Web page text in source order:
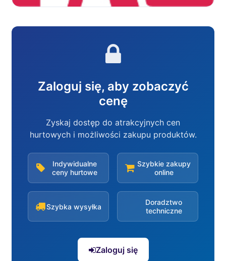
Zaloguj się, aby zobaczyć
cenę
Zyskaj dostęp do atrakcyjnych cen
hurtowych i możliwości zakupu produktów.
Indywidualne
ceny hurtowe
Szybkie zakupy
online
Szybka wysyłka
Doradztwo
techniczne
Zaloguj się